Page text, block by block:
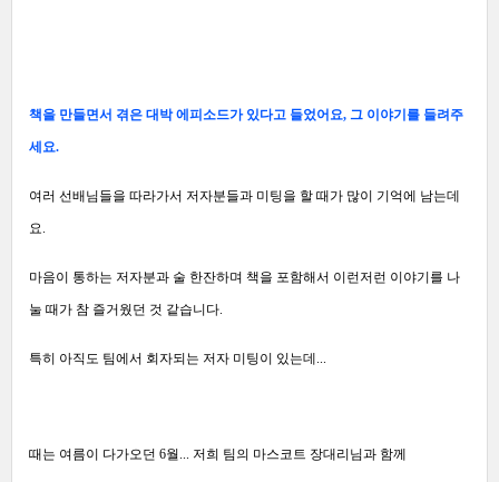
책을 만들면서 겪은 대박 에피소드가 있다고 들었어요, 그 이야기를 들려주
세요.
여러 선배님들을 따라가서 저자분들과 미팅을 할 때가 많이 기억에 남는데
요.
마음이 통하는 저자분과 술 한잔하며 책을 포함해서 이런저런 이야기를 나
눌 때가 참 즐거웠던 것 같습니다.
특히 아직도 팀에서 회자되는 저자 미팅이 있는데...
때는 여름이 다가오던 6월... 저희 팀의 마스코트 장대리님과 함께